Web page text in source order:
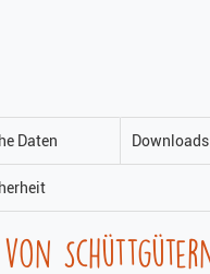
Daten Downloads